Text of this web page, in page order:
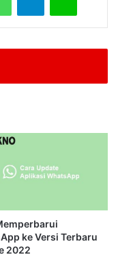
ke Versi Terbaru
2022